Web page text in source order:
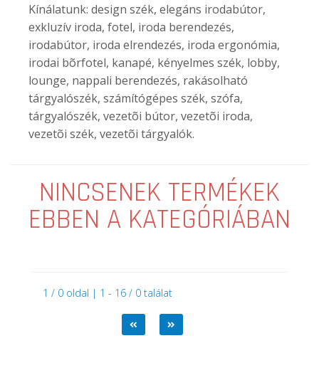
Kínálatunk: design szék, elegáns irodabútor,
exkluzív iroda, fotel, iroda berendezés,
irodabútor, iroda elrendezés, iroda ergonómia,
irodai bõrfotel, kanapé, kényelmes szék, lobby,
lounge, nappali berendezés, rakásolható
tárgyalószék, számítógépes szék, szófa,
tárgyalószék, vezetõi bútor, vezetõi iroda,
vezetõi szék, vezetõi tárgyalók.
NINCSENEK TERMÉKEK
EBBEN A KATEGÓRIÁBAN
1 / 0 oldal | 1 - 16 / 0 találat